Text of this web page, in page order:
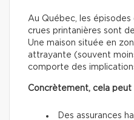
Au Québec, les
crues printanières sont
Une maison située en
attrayante (souvent
comporte des
Concrètement, cela peut
Des assurances